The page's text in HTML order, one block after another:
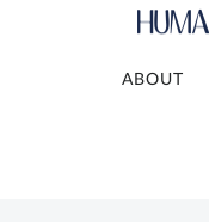
ABOUT